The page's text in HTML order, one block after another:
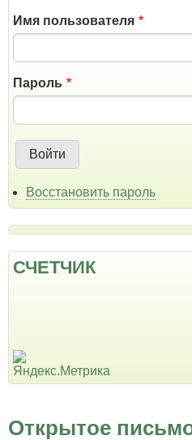
Имя пользователя
Пароль
Восстановить пароль
СЧЕТЧИК
Открытое